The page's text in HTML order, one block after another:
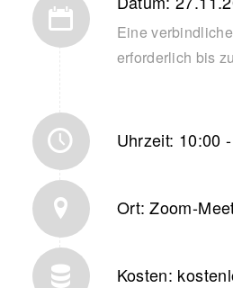
Eine
erforderlich bis
Uhrzeit: 10:00
Ort: Zoom-
Kosten: